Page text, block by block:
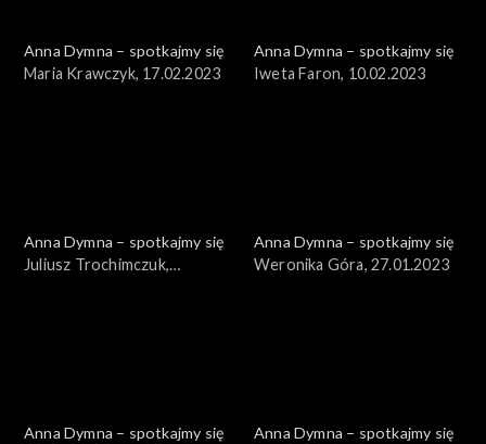
Anna Dymna – spotkajmy się
Maria Krawczyk, 17.02.2023
Anna Dymna – spotkajmy się
Iweta Faron, 10.02.2023
Anna Dymna – spotkajmy się
Juliusz Trochimczuk,
Anna Dymna – spotkajmy się
Weronika Góra, 27.01.2023
Anna Dymna – spotkajmy się
Anna Dymna – spotkajmy się